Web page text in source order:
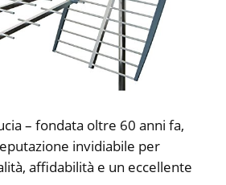
– fondata oltre 60 anni fa,
invidiabile per
affidabilità e un eccellente